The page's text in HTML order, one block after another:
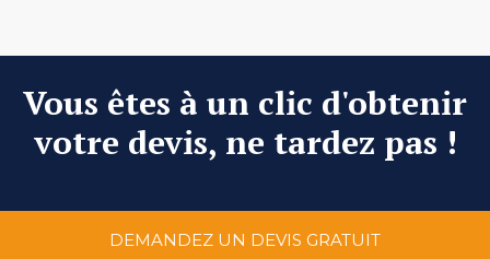
Vous êtes à un clic d'obtenir
votre devis, ne tardez pas !
DEMANDEZ UN DEVIS GRATUIT